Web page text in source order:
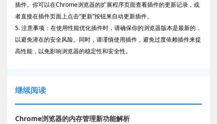
插件。你可以在Chrome浏览器的扩展程序页面查看插件的更新记录，或
者直接在插件页面上点击“更新”按钮来自动更新插件。
5. 注意事项：在使用性能优化插件时，请确保你的浏览器版本是最新的，
以避免潜在的安全风险。同时，请谨慎使用插件，避免过度依赖插件来提
高性能，以免影响浏览器的稳定性和安全性。
继续阅读
Chrome浏览器的内存管理新功能解析